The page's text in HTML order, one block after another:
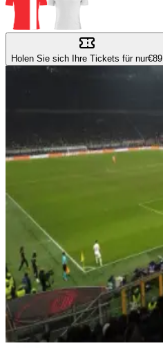
Holen Sie sich Ihre Tickets für nur€89